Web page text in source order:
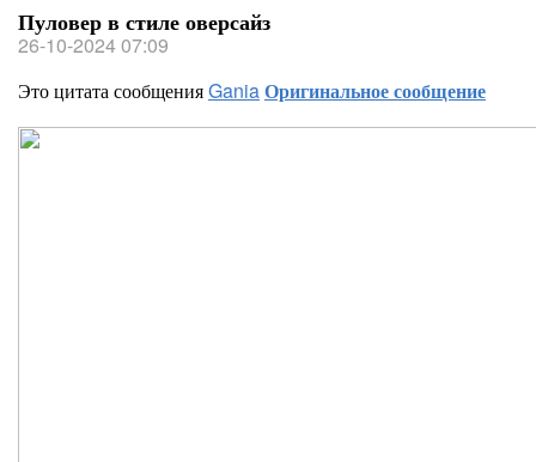
Пуловер в стиле оверсайз
26-10-2024 07:09
Это цитата сообщенияGaniaОригинальное сообщение